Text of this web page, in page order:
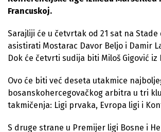
Francuskoj.
Sarajliji će u četvrtak od 21 sat na Stade
asistirati Mostarac Davor Beljo i Damir
Dok će četvrti sudija biti Miloš Gigović iz
Ovo će biti već deseta utakmice
bosanskohercegovačkog arbitra u tri
takmičenja: Ligi prvaka, Evropa ligi i
S druge strane u Premijer ligi Bosne i